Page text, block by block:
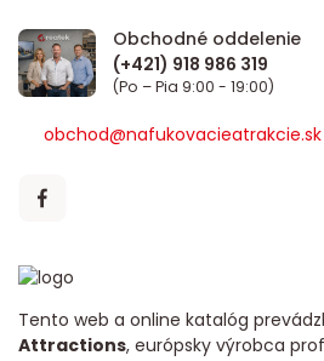
Tento web a online katalóg
Attractions, európsky výrobca
Obchodné oddelenie
(Po – Pia 9:00 - 19:00)
obchod@nafukovacieatrakcie.sk